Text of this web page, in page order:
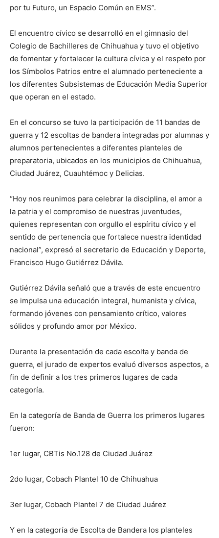
por tu Futuro, un Espacio Común en EMS”.
El encuentro cívico se desarrolló en el gimnasio del
Colegio de Bachilleres de Chihuahua y tuvo el objetivo
de fomentar y fortalecer la cultura cívica y el respeto por
los Símbolos Patrios entre el alumnado perteneciente a
los diferentes Subsistemas de Educación Media Superior
que operan en el estado.
En el concurso se tuvo la participación de 11 bandas de
guerra y 12 escoltas de bandera integradas por alumnas y
alumnos pertenecientes a diferentes planteles de
preparatoria, ubicados en los municipios de Chihuahua,
Ciudad Juárez, Cuauhtémoc y Delicias.
“Hoy nos reunimos para celebrar la disciplina, el amor a
la patria y el compromiso de nuestras juventudes,
quienes representan con orgullo el espíritu cívico y el
sentido de pertenencia que fortalece nuestra identidad
nacional”, expresó el secretario de Educación y Deporte,
Francisco Hugo Gutiérrez Dávila.
Gutiérrez Dávila señaló que a través de este encuentro
se impulsa una educación integral, humanista y cívica,
formando jóvenes con pensamiento crítico, valores
sólidos y profundo amor por México.
Durante la presentación de cada escolta y banda de
guerra, el jurado de expertos evaluó diversos aspectos, a
fin de definir a los tres primeros lugares de cada
categoría.
En la categoría de Banda de Guerra los primeros lugares
fueron:
1er lugar, CBTis No.128 de Ciudad Juárez
2do lugar, Cobach Plantel 10 de Chihuahua
3er lugar, Cobach Plantel 7 de Ciudad Juárez
Y en la categoría de Escolta de Bandera los planteles